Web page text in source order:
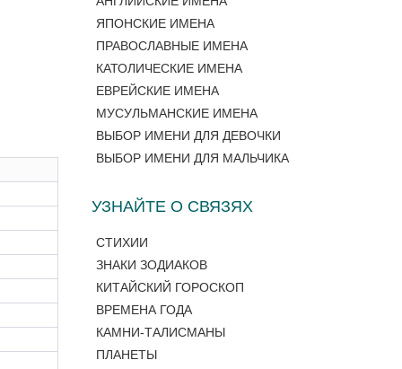
ЯПОНСКИЕ ИМЕНА
ПРАВОСЛАВНЫЕ ИМЕНА
КАТОЛИЧЕСКИЕ ИМЕНА
ЕВРЕЙСКИЕ ИМЕНА
МУСУЛЬМАНСКИЕ ИМЕНА
ВЫБОР ИМЕНИ ДЛЯ ДЕВОЧКИ
ВЫБОР ИМЕНИ ДЛЯ МАЛЬЧИКА
УЗНАЙТЕ О СВЯЗЯХ
СТИХИИ
ЗНАКИ ЗОДИАКОВ
КИТАЙСКИЙ ГОРОСКОП
ВРЕМЕНА ГОДА
КАМНИ-ТАЛИСМАНЫ
ПЛАНЕТЫ